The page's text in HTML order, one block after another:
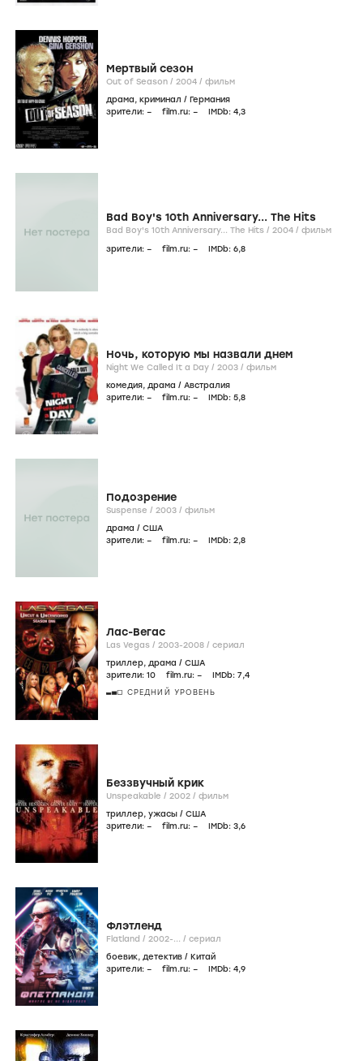
Мертвый сезон
Out of Season / 2004 / фильм
драма, криминал / Германия
зрители: – film.ru: – IMDb: 4,3
Bad Boy's 10th Anniversary... The Hits
Bad Boy's 10th Anniversary... The Hits / 2004 / фильм
зрители: – film.ru: – IMDb: 6,8
Ночь, которую мы назвали днем
Night We Called It a Day / 2003 / фильм
комедия, драма / Австралия
зрители: – film.ru: – IMDb: 5,8
Подозрение
Suspense / 2003 / фильм
драма / США
зрители: – film.ru: – IMDb: 2,8
Лас-Вегас
Las Vegas / 2003-2008 / сериал
триллер, драма / США
зрители: 10 film.ru: – IMDb: 7,4
СРЕДНИЙ УРОВЕНЬ
Беззвучный крик
Unspeakable / 2002 / фильм
триллер, ужасы / США
зрители: – film.ru: – IMDb: 3,6
Флэтленд
Flatland / 2002-... / сериал
боевик, детектив / Китай
зрители: – film.ru: – IMDb: 4,9